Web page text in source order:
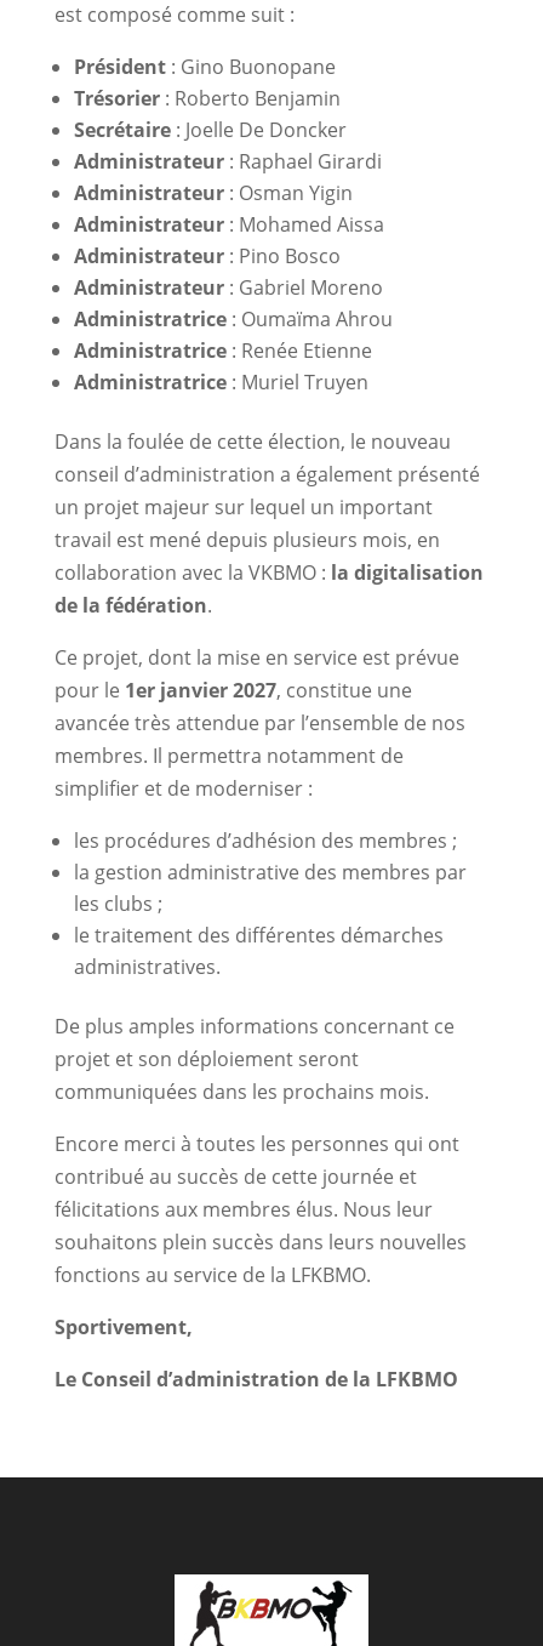
est composé comme suit :
Président: Gino Buonopane
Trésorier: Roberto Benjamin
Secrétaire: Joelle De Doncker
Administrateur: Raphael Girardi
Administrateur: Osman Yigin
Administrateur: Mohamed Aissa
Administrateur: Pino Bosco
Administrateur: Gabriel Moreno
Administratrice: Oumaïma Ahrou
Administratrice: Renée Etienne
Administratrice: Muriel Truyen
Dans la foulée de cette élection, le nouveau
conseil d’administration a également présenté
un projet majeur sur lequel un important
travail est mené depuis plusieurs mois, en
collaboration avec la VKBMO : la digitalisation
de la fédération.
Ce projet, dont la mise en service est prévue
pour le 1er janvier 2027, constitue une
avancée très attendue par l’ensemble de nos
membres. Il permettra notamment de
simplifier et de moderniser :
les procédures d’adhésion des membres ;
la gestion administrative des membres par
les clubs ;
le traitement des différentes démarches
administratives.
De plus amples informations concernant ce
projet et son déploiement seront
communiquées dans les prochains mois.
Encore merci à toutes les personnes qui ont
contribué au succès de cette journée et
félicitations aux membres élus. Nous leur
souhaitons plein succès dans leurs nouvelles
fonctions au service de la LFKBMO.
Sportivement,
Le Conseil d’administration de la LFKBMO